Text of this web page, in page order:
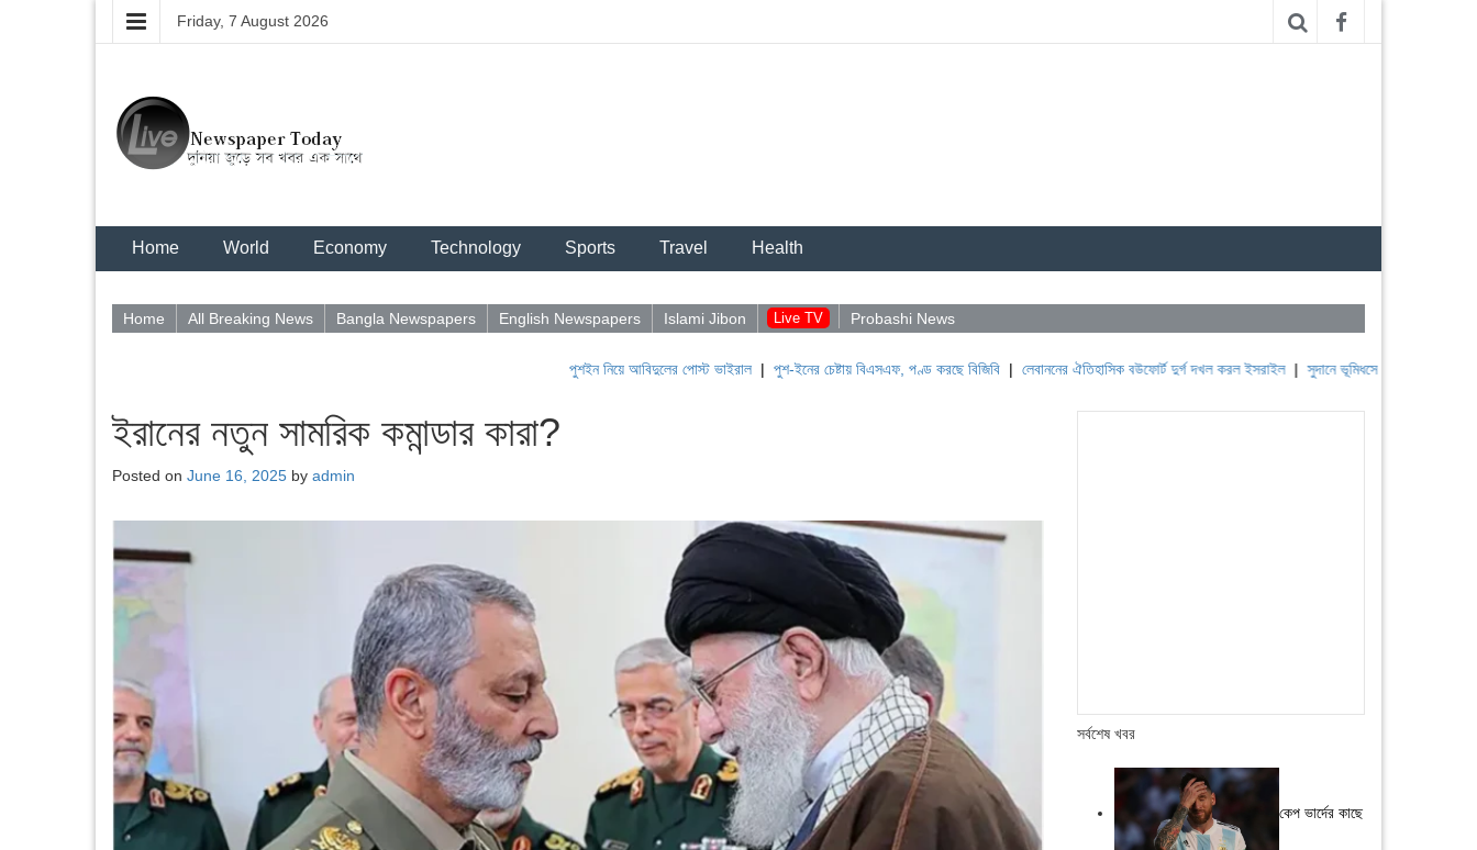
Friday, 7 August 2026
Home World Economy Technology Sports Travel Health
Home All Breaking News Bangla Newspapers English Newspapers Islami Jibon Live TV Probashi News
পুশইন নিয়ে আবিদুলের পোস্ট ভাইরাল|পুশ-ইনের চেষ্টায় বিএসএফ, পণ্ড করছে বিজিবি|লেবাননের ঐতিহাসিক বউফোর্ট দুর্গ দখল করল ইসরাইল|সুদানে ভূমিধসে অন্তত ১০০০ মানুষ নিহত, দাবি
ইরানের নতুন সামরিক কমান্ডার কারা?
Posted on June 16, 2025 by admin
সর্বশেষ খবর
কেপ ভার্দের কাছে